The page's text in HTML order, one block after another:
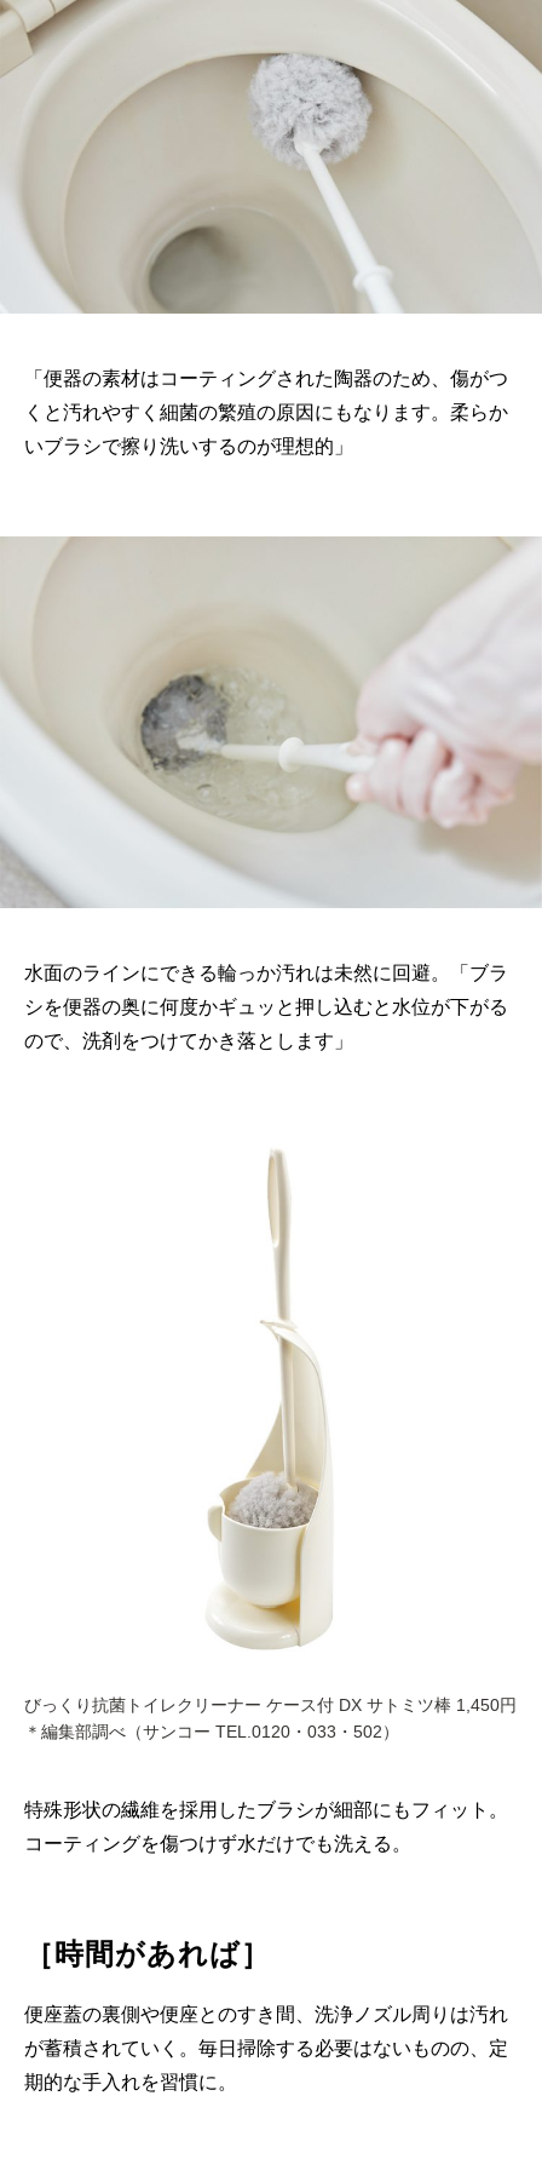
「便器の素材はコーティングされた陶器のため、傷がつ
くと汚れやすく細菌の繁殖の原因にもなります。柔らか
いブラシで擦り洗いするのが理想的」
水面のラインにできる輪っか汚れは未然に回避。「ブラ
シを便器の奥に何度かギュッと押し込むと水位が下がる
ので、洗剤をつけてかき落とします」
びっくり抗菌トイレクリーナー ケース付 DX サトミツ棒 1,450円
＊編集部調べ（サンコー TEL.0120・033・502）
特殊形状の繊維を採用したブラシが細部にもフィット。
コーティングを傷つけず水だけでも洗える。
［時間があれば］
便座蓋の裏側や便座とのすき間、洗浄ノズル周りは汚れ
が蓄積されていく。毎日掃除する必要はないものの、定
期的な手入れを習慣に。